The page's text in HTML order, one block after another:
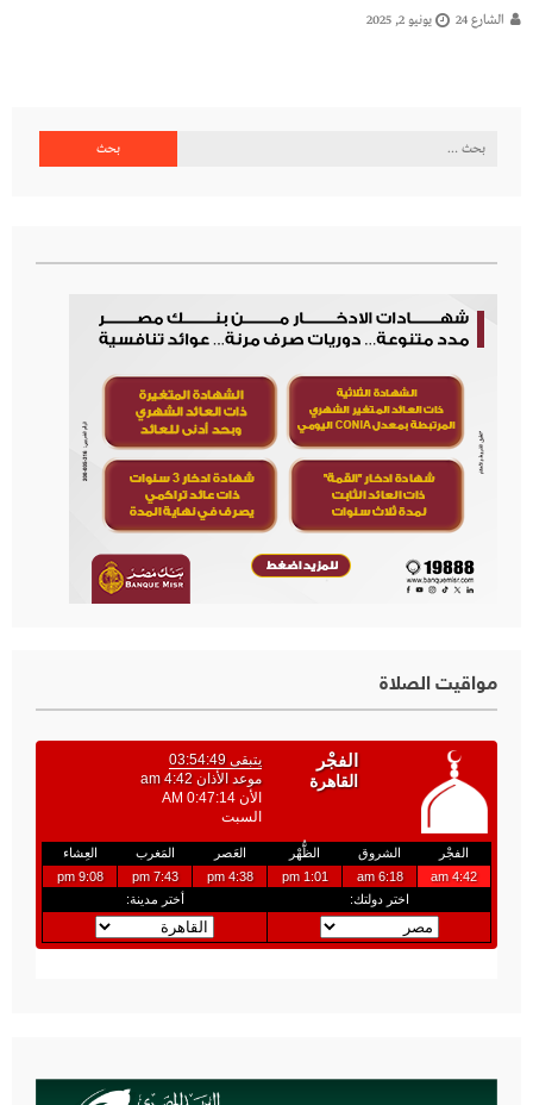
الشارع 24 يونيو 2, 2025
البحث
مواقيت الصلاة